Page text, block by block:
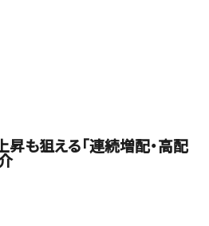
昇も狙える「連続増配・高配